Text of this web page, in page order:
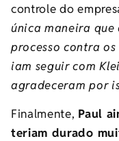
controle do
única maneira
processo contra
iam seguir com
agradeceram por
Finalmente, Paul
teriam durado